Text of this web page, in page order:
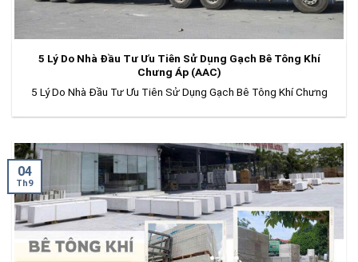
5 Lý Do Nhà Đầu Tư Ưu Tiên Sử Dụng Gạch Bê Tông Khí
Chưng Áp (AAC)
5 Lý Do Nhà Đầu Tư Ưu Tiên Sử Dụng Gạch Bê Tông Khí Chưng
04
Th9